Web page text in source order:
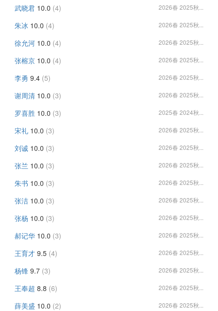
武晓君 10.0 (4) 2026春 2025秋...
朱冰 10.0 (4) 2026春 2025秋...
徐允河 10.0 (4) 2026春 2025秋...
张榕京 10.0 (4) 2026春 2025秋...
李勇 9.4 (5) 2026春 2025秋...
谢周清 10.0 (3) 2026春 2025秋...
罗喜胜 10.0 (3) 2025春 2024秋...
宋礼 10.0 (3) 2026春 2025秋...
刘诚 10.0 (3) 2026春 2025秋...
张兰 10.0 (3) 2026春 2025秋...
朱书 10.0 (3) 2026春 2025秋...
张洁 10.0 (3) 2026春 2025秋...
张杨 10.0 (3) 2026春 2025秋...
郝记华 10.0 (3) 2026春 2025秋...
王育才 9.5 (4) 2026春 2025秋...
杨锋 9.7 (3) 2026春 2025秋...
王奉超 8.8 (6) 2026春 2025秋...
薛美盛 10.0 (2) 2026春 2025秋...